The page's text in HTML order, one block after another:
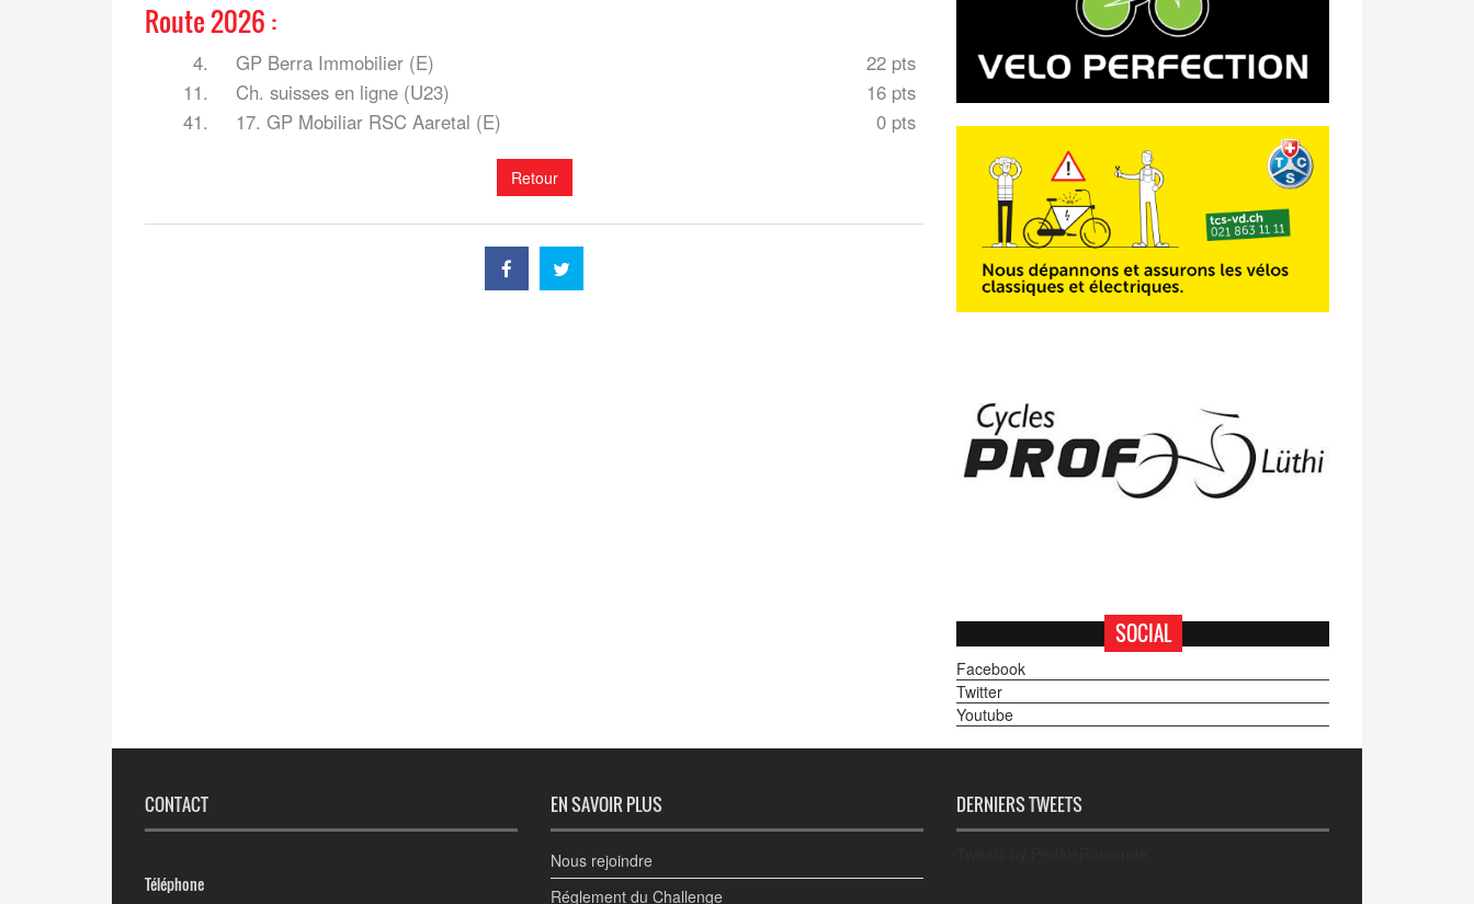
Route 2026 :
4. GP Berra Immobilier (E)
22 pts
11.
Ch. suisses en ligne (U23)
16 pts
41.
17. GP Mobiliar RSC Aaretal (E) 0 pts
Retour
14/04 -Photos -Les photos du 5e GP
de Semsales
14/04 -Classement Route -5e GP de
Semsales (TdC #2)
SOCIAL
Facebook
Twitter
Youtube
CONTACT
Téléphone
EN SAVOIR PLUS
Nous rejoindre
Réglement du Challenge
DERNIERS TWEETS